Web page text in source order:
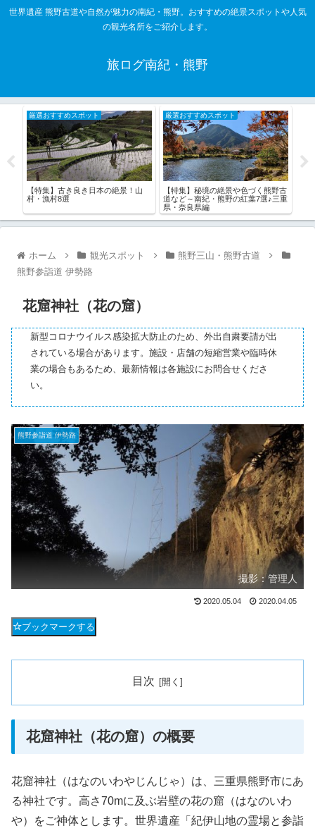
世界遺産 熊野古道や自然が魅力の南紀・熊野。おすすめの絶景スポットや人気
の観光名所をご紹介します。
旅ログ南紀・熊野
厳選おすすめスポット
【特集】古き良き日本の絶景！山
村・漁村8選
厳選おすすめスポット
【特集】秘境の絶景や色づく熊野古
道など～南紀・熊野の紅葉7選♪三重
県・奈良県編
ホーム 観光スポット
熊野三山・熊野古道
熊野参詣道 伊勢路
花窟神社（花の窟）
新型コロナウイルス感染拡大防止のため、外出自粛要請が出
されている場合があります。施設・店舗の短縮営業や臨時休
業の場合もあるため、最新情報は各施設にお問合せくださ
い。
熊野参詣道 伊勢路
撮影：管理人
2020.05.04 2020.04.05
ブックマークする
目次
花窟神社（花の窟）の概要
花窟神社（はなのいわやじんじゃ）は、三重県熊野市にあ
る神社です。高さ70mに及ぶ岩壁の花の窟（はなのいわ
や）をご神体とします。世界遺産「紀伊山地の霊場と参詣